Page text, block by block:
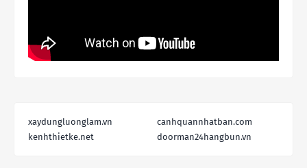
xaydungluonglam.vn
canhquannhatban.com
kenhthietke.net
doorman24hangbun.vn